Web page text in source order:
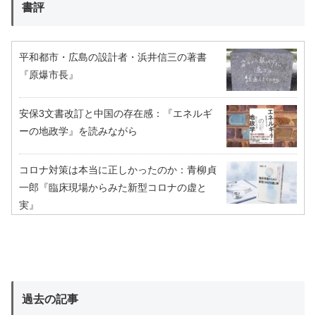
書評
平和都市・広島の設計者・浜井信三の著書
『原爆市長』
安保3文書改訂と中国の存在感：『エネルギ
ーの地政学』を読みながら
コロナ対策は本当に正しかったのか：青柳貞
一郎『臨床現場からみた新型コロナの虚と
実』
過去の記事